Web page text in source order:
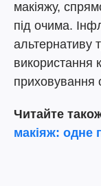
макіяжу,
під очима.
альтернативу
використання
приховування
Читайте
макіяж: одне